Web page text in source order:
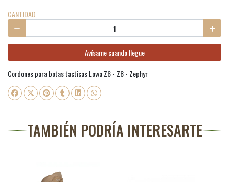
CANTIDAD
Avísame cuando llegue
Cordones para botas tacticas Lowa Z6 - Z8 - Zephyr
TAMBIÉN PODRÍA INTERESARTE